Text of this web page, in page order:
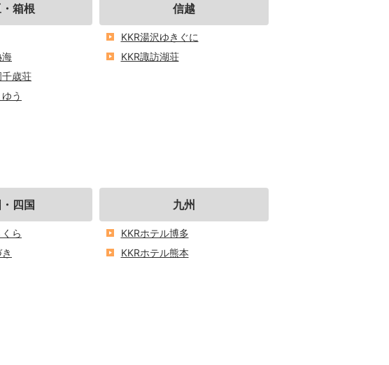
箱根
海
千歳荘
う
信越
KKR湯沢ゆきぐに
KKR諏訪湖荘
四国
ら
九州
KKRホテル博多
KKRホテル熊本